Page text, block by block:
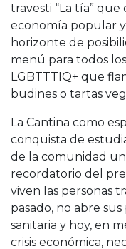
travesti “La tía”
economía popular
horizonte de
menú para todos
LGBTTTIQ+ que
budines o tartas
La Cantina como
conquista de
de la comunidad
recordatorio del
viven las personas
pasado, no abre
sanitaria y hoy, en
crisis económica,